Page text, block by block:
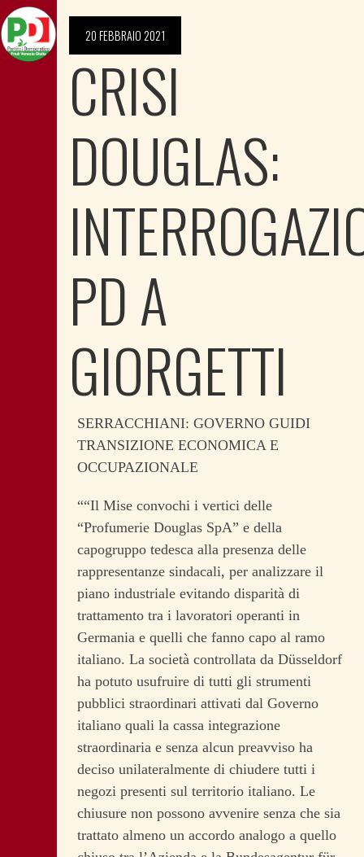
20 FEBBRAIO 2021
CRISI
DOUGLAS:
PD A
GIORGETTI
SERRACCHIANI: GOVERNO GUIDI
TRANSIZIONE ECONOMICA E
OCCUPAZIONALE
““Il Mise convochi i vertici delle
“Profumerie Douglas SpA” e della
capogruppo tedesca alla presenza delle
rappresentanze sindacali, per analizzare il
piano industriale evitando disparità di
trattamento tra i lavoratori operanti in
Germania e quelli che fanno capo al ramo
italiano. La società controllata da Düsseldorf
ha potuto usufruire di tutti gli strumenti
pubblici straordinari attivati dal Governo
italiano quali la cassa integrazione
straordinaria e senza alcun preavviso ha
deciso unilateralmente di chiudere tutti i
negozi presenti sul territorio italiano. Le
chiusure non possono avvenire senza che sia
trattato almeno un accordo analogo a quello